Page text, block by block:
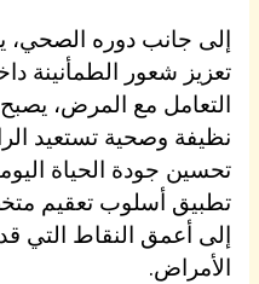
إلى جانب دوره الصحي،
تعزيز شعور الطمأنينة
التعامل مع المرض، يصبح
نظيفة وصحية تستعيد
تحسين جودة الحياة
تطبيق أسلوب تعقيم
إلى أعمق النقاط التي
الأمراض.